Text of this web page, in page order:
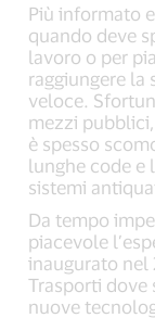
Più informato
quando deve
lavoro o per
raggiungere la
veloce.
mezzi
è spesso
lunghe code e
sistemi
Da tempo
piacevole
inaugurato nel
Trasporti dove
nuove